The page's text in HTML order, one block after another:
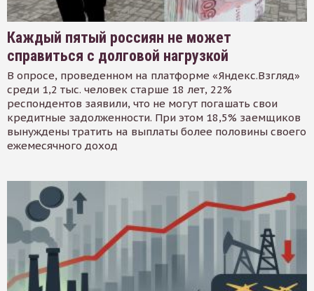
Каждый пятый россиян не может
справиться с долговой нагрузкой
В опросе, проведенном на платформе «Яндекс.Взгляд»
среди 1,2 тыс. человек старше 18 лет, 22%
респондентов заявили, что не могут погашать свои
кредитные задолженности. При этом 18,5% заемщиков
вынуждены тратить на выплаты более половины своего
ежемесячного доход